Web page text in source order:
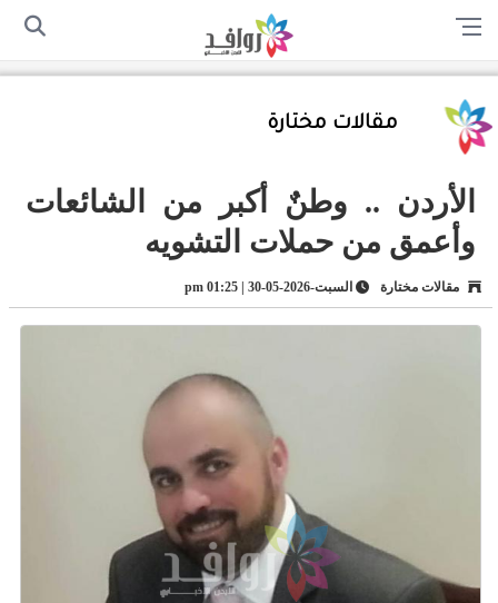
الرئيسية سياسة الخصوصية
مقالات مختارة
الأردن .. وطنٌ أكبر من الشائعات
وأعمق من حملات التشويه
مقالات مختارة السبت-2026-05-30 | 01:25 pm